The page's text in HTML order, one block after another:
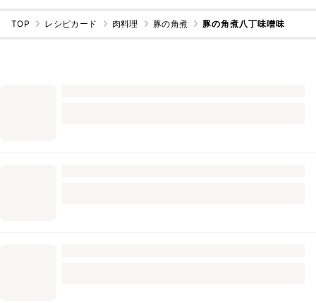
TOP レシピカード 肉料理 豚の角煮 豚の角煮八丁味噌味